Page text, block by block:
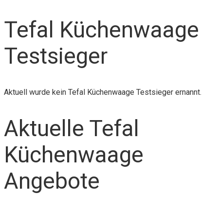
Tefal Küchenwaage
Testsieger
Aktuell wurde kein Tefal Küchenwaage Testsieger ernannt.
Aktuelle Tefal
Küchenwaage
Angebote